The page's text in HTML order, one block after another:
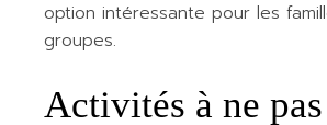
option intéressante pour les
groupes.
Activités à ne pas